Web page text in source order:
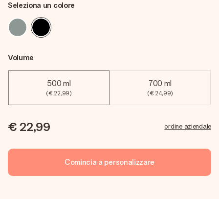
Seleziona un colore
Volume
500 ml
(€ 22,99)
700 ml
(€ 24,99)
€ 22,99 ordine aziendale
Comincia a personalizzare